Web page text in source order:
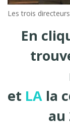
Les trois
En
et LA la
au